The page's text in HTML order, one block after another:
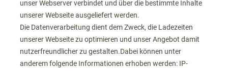
unser Webserver verbindet und über die bestimmte Inhalte
unserer Webseite ausgeliefert werden.
Die Datenverarbeitung dient dem Zweck, die Ladezeiten
unserer Webseite zu optimieren und unser Angebot damit
nutzerfreundlicher zu gestalten.Dabei können unter
anderem folgende Informationen erhoben werden: IP-